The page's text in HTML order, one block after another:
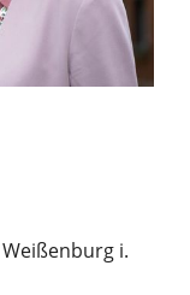
i.